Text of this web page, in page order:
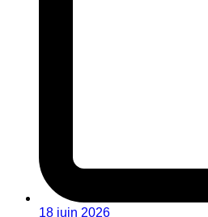
18 juin 2026